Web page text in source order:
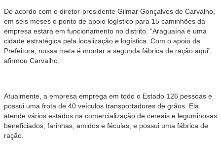
De acordo com o diretor-presidente Gilmar Gonçalves de Carvalho,
em seis meses o ponto de apoio logístico para 15 caminhões da
empresa estará em funcionamento no distrito. “Araguaína é uma
cidade estratégica pela localização e logística. Com o apoio da
Prefeitura, nossa meta é montar a segunda fábrica de ração aqui”,
afirmou Carvalho.
Atualmente, a empresa emprega em todo o Estado 126 pessoas e
possui uma frota de 40 veículos transportadores de grãos. Ela
atende vários estados na comercialização de cereais e leguminosas
beneficiados, farinhas, amidos e féculas, e possui uma fábrica de
ração.